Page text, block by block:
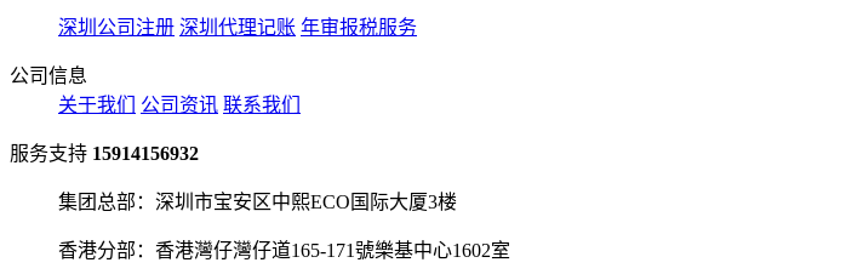
深圳公司注册 深圳代理记账 年审报税服务
公司信息
关于我们
公司资讯 联系我们
服务支持 15914156932
集团总部：深圳市宝安区中熙ECO国际大厦3楼
香港分部：香港灣仔灣仔道165-171號樂基中心1602室